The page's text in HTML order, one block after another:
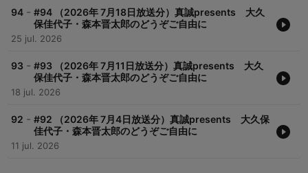
94 - #94 （2026年 7月18日放送分）真誠presents 大久
保佳代子・森本晋太郎のどうぞご自由に
25 jul. 2026
93 - #93 （2026年 7月11日放送分）真誠presents 大久
保佳代子・森本晋太郎のどうぞご自由に
18 jul. 2026
92 - #92 （2026年 7月4日放送分）真誠presents 大久保
佳代子・森本晋太郎のどうぞご自由に
11 jul. 2026